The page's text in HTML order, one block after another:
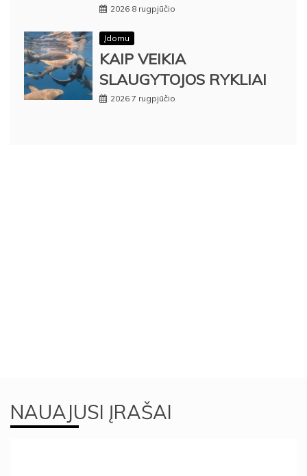
2026 8 rugpjūčio
Įdomu
KAIP VEIKIA
SLAUGYTOJOS RYKLIAI
2026 7 rugpjūčio
NAUAJUSI ĮRAŠAI